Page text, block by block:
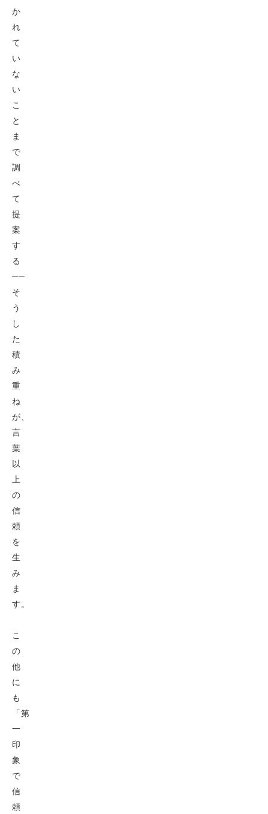
か
れ
て
い
な
い
こ
と
ま
で
調
べ
て
提
案
す
る
──
そ
う
し
た
積
み
重
ね
が、
言
葉
以
上
の
信
頼
を
生
み
ま
す。
こ
の
他
に
も
「第
一
印
象
で
信
頼